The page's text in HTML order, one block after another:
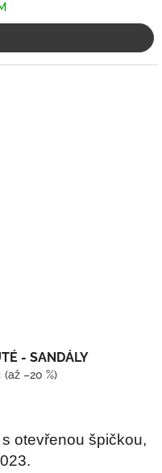
- SANDÁLY
(až –20 %)
otevřenou špičkou,